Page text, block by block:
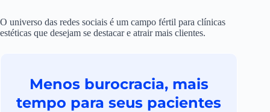
O universo das redes sociais é um campo fértil para clínicas
estéticas que desejam se destacar e atrair mais clientes.
Menos burocracia, mais
tempo para seus pacientes